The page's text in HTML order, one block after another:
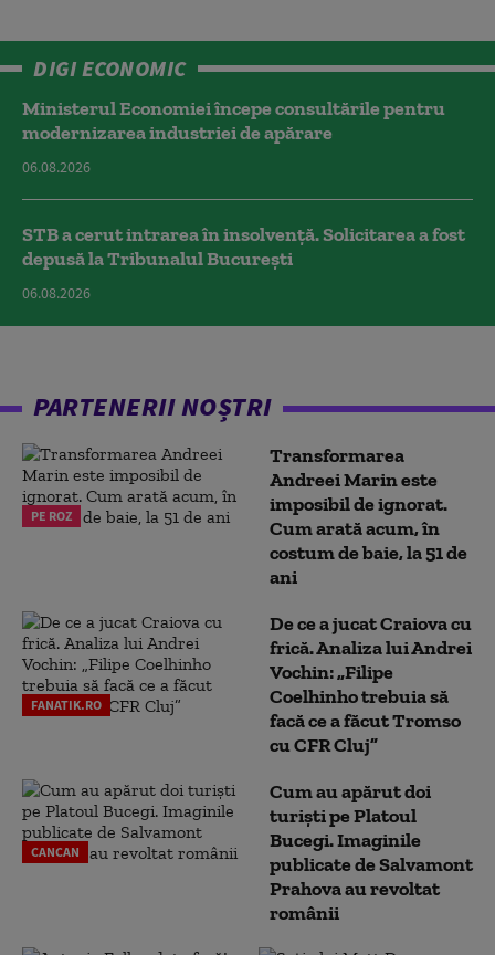
DIGI ECONOMIC
Ministerul Economiei începe consultările pentru
modernizarea industriei de apărare
06.08.2026
STB a cerut intrarea în insolvență. Solicitarea a fost
depusă la Tribunalul București
06.08.2026
PARTENERII NOȘTRI
PE ROZ
Transformarea
Andreei Marin este
imposibil de ignorat.
Cum arată acum, în
costum de baie, la 51 de
ani
FANATIK.RO
De ce a jucat Craiova cu
frică. Analiza lui Andrei
Vochin: „Filipe
Coelhinho trebuia să
facă ce a făcut Tromso
cu CFR Cluj”
CANCAN
Cum au apărut doi
turiști pe Platoul
Bucegi. Imaginile
publicate de Salvamont
Prahova au revoltat
românii